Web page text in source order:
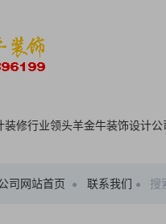
装修行业领头羊金牛装饰设计
司网站首页 联系我们 搜